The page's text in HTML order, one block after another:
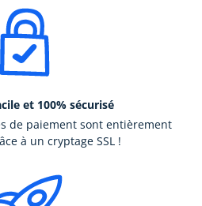
et 100% sécurisé
de paiement sont entièrement
à un cryptage SSL !